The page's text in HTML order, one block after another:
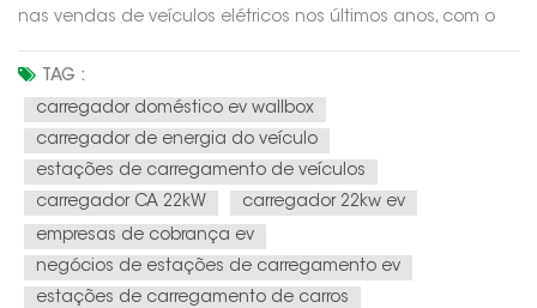
nas vendas de veículos elétricos nos últimos anos, com o
sejam elétricos até 2024. Isso levou a um aumento na
demanda por carregadores de veículos elétricos em todo o
país.De acordo com um rel...
TAG :
carregador doméstico ev wallbox
carregador de energia do veículo
estações de carregamento de veículos
carregador CA 22kW
carregador 22kw ev
empresas de cobrança ev
negócios de estações de carregamento ev
estações de carregamento de carros